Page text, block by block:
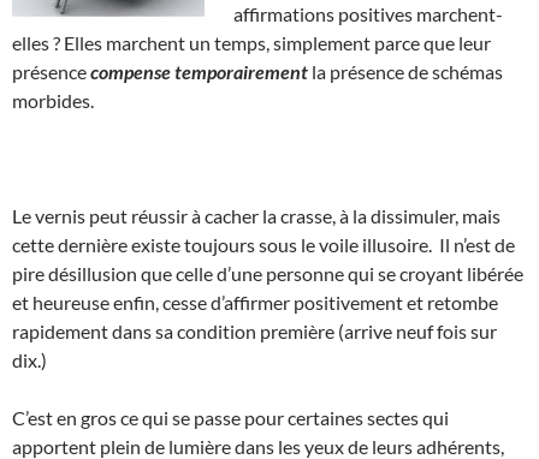
affirmations positives marchent-
elles ? Elles marchent un temps, simplement parce que leur
présencecompense temporairement la présence de schémas
morbides.
Le vernis peut réussir à cacher la crasse, à la dissimuler, mais
cette dernière existe toujours sous le voile illusoire. Il n’est de
pire désillusion que celle d’une personne qui se croyant libérée
et heureuse enfin, cesse d’affirmer positivement et retombe
rapidement dans sa condition première (arrive neuf fois sur
dix.)
C’est en gros ce qui se passe pour certaines sectes qui
apportent plein de lumière dans les yeux de leurs adhérents,